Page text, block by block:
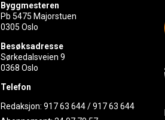
Byggmesteren
Pb 5475 Majorstuen
0305 Oslo
Besøksadresse
Sørkedalsveien 9
0368 Oslo
Telefon
Redaksjon:917 63 644/917 63 644